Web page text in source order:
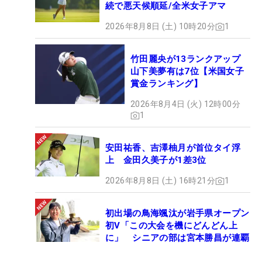
続で悪天候順延/全米女子アマ
2026年8月8日 (土) 10時20分 1
竹田麗央が13ランクアップ
山下美夢有は7位【米国女子
賞金ランキング】
2026年8月4日 (火) 12時00分
1
安田祐香、吉澤柚月が首位タイ浮
上 金田久美子が1差3位
2026年8月8日 (土) 16時21分 1
初出場の鳥海颯汰が岩手県オープン
初V「この大会を機にどんどん上
に」 シニアの部は宮本勝昌が連覇